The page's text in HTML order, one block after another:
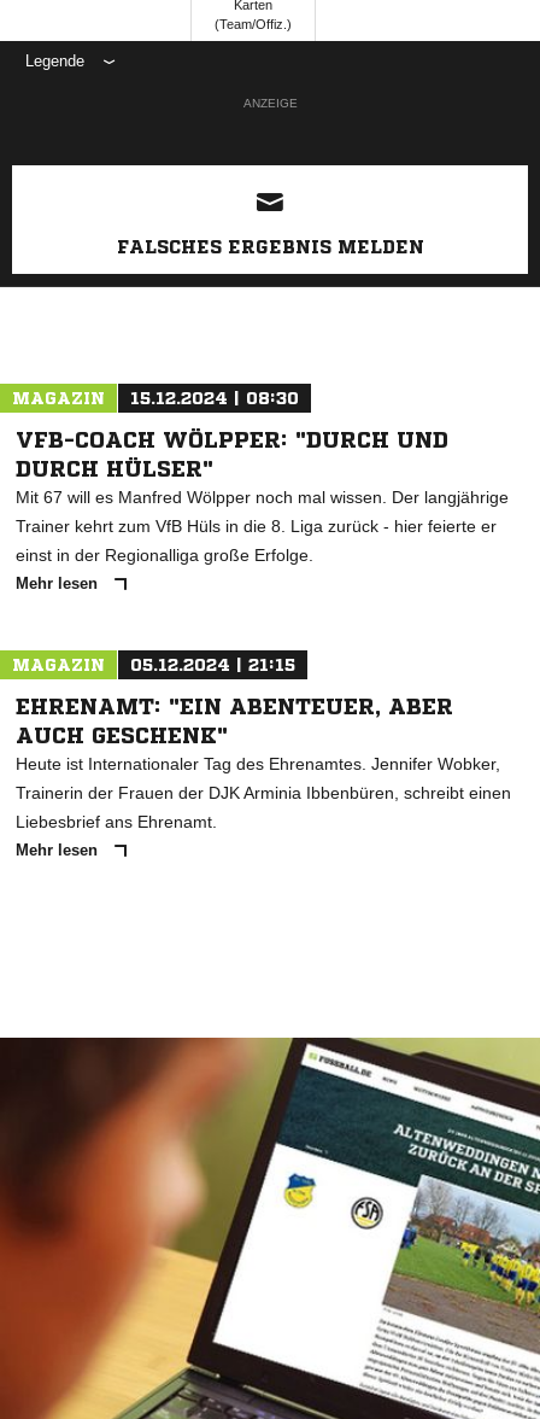
Karten
(Team/Offiz.)
Legende
ANZEIGE
FALSCHES ERGEBNIS MELDEN
MAGAZIN 15.12.2024 | 08:30
VFB-COACH WÖLPPER: "DURCH UND
DURCH HÜLSER"
Mit 67 will es Manfred Wölpper noch mal wissen. Der langjährige
Trainer kehrt zum VfB Hüls in die 8. Liga zurück - hier feierte er
einst in der Regionalliga große Erfolge.
Mehr lesen
MAGAZIN 05.12.2024 | 21:15
EHRENAMT: "EIN ABENTEUER, ABER
AUCH GESCHENK"
Heute ist Internationaler Tag des Ehrenamtes. Jennifer Wobker,
Trainerin der Frauen der DJK Arminia Ibbenbüren, schreibt einen
Liebesbrief ans Ehrenamt.
Mehr lesen